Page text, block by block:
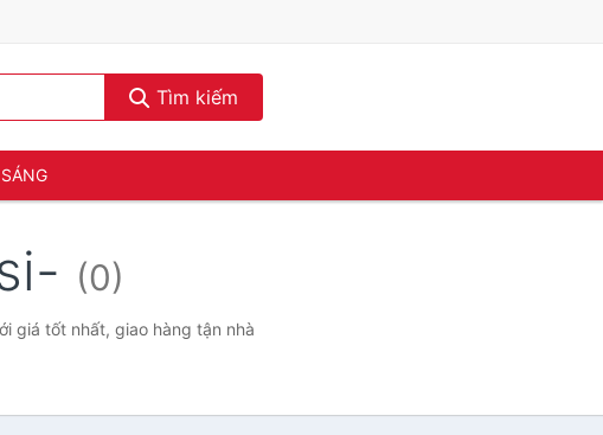
Tìm kiếm
(0)
giá tốt nhất, giao hàng tận nhà